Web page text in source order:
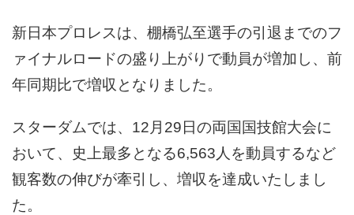
新日本プロレスは、棚橋弘至選手の引退までのフ
ァイナルロードの盛り上がりで動員が増加し、前
年同期比で増収となりました。
スターダムでは、12月29日の両国国技館大会に
おいて、史上最多となる6,563人を動員するなど
観客数の伸びが牽引し、増収を達成いたしまし
た。